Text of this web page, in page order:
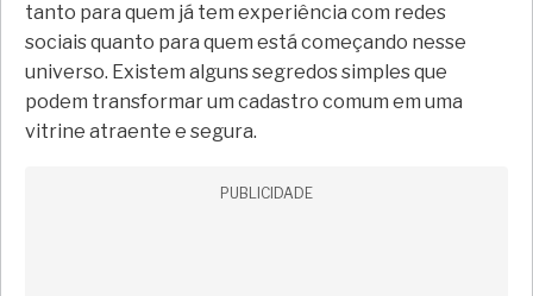
tanto para quem já tem experiência com redes
sociais quanto para quem está começando nesse
universo. Existem alguns segredos simples que
podem transformar um cadastro comum em uma
vitrine atraente e segura.
PUBLICIDADE